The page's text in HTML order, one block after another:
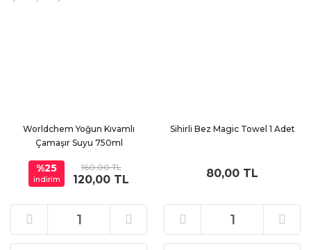
Worldchem Yoğun Kıvamlı
Çamaşır Suyu 750ml
%25
indirim
160,00 TL
120,00 TL
Sihirli Bez Magic Towel 1 Adet
80,00 TL